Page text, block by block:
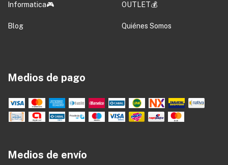
Informatica🎮 OUTLET💰
Blog Quiénes Somos
Medios de pago
Medios de envío